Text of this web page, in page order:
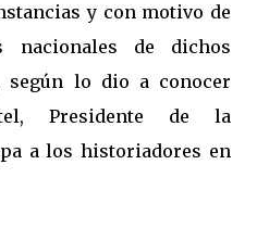
y con motivo de
nacionales de dichos
según lo dio a conocer
Presidente de la
a los historiadores en